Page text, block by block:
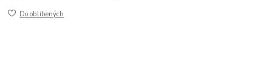
Do oblíbených